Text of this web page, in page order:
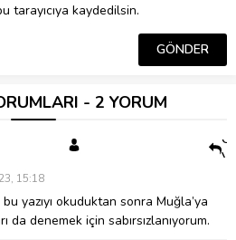
tarayıcıya kaydedilsin.
- 2 YORUM
15:18
yazıyı okuduktan sonra Muğla’ya
da denemek için sabırsızlanıyorum.